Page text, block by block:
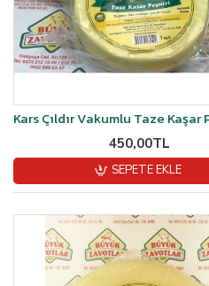
450,00TL
SEPETE EKLE